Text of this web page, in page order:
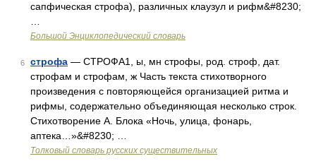
сапфическая строфа), различных клаузул и рифм&#8230;
Большой Энциклопедический словарь
6 строфа — СТРОФА1, ы, мн строфы, род. строф, дат.
строфам и строфам, ж Часть текста стихотворного
произведения с повторяющейся организацией ритма и
рифмы, содержательно объединяющая несколько строк.
Стихотворение А. Блока «Ночь, улица, фонарь,
аптека…»&#8230; …
Толковый словарь русских существительных